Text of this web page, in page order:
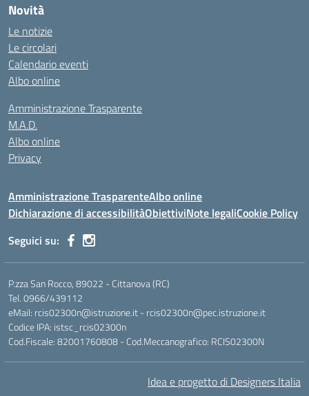
Novità
Le notizie
Le circolari
Calendario eventi
Albo online
Amministrazione Trasparente
M.A.D.
Albo online
Privacy
Amministrazione TrasparenteAlbo online
Dichiarazione di accessibilitàObiettiviNote legaliCookie Policy
Seguici su:
P.zza San Rocco, 89022 - Cittanova (RC)
Tel. 0966/439112
eMail: rcis02300n@istruzione.it - rcis02300n@pec.istruzione.it
Codice IPA: istsc_rcis02300n
Cod.Fiscale: 82001760808 - Cod.Meccanografico: RCIS02300N
Idea e progetto di Designers Italia